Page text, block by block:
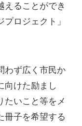
えることができ
ロジェクト」
わず広く市民か
向けた励まし
たいこと等をメ
冊子を希望する